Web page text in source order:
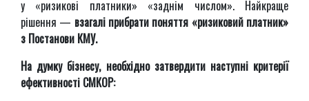
у «ризикові платники» «заднім числом». Найкраще
рішення — взагалі прибрати поняття «ризиковий платник»
з Постанови КМУ.
На думку бізнесу, необхідно затвердити наступні критерії
ефективності СМКОР: